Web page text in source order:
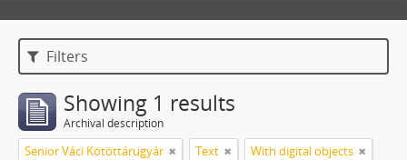
Filters
Showing 1 results
Archival description
Senior Váci Kötöttárugyár Text With digital objects